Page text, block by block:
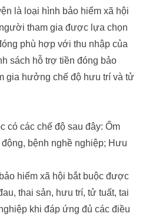
là loại hình bảo hiểm xã hội
tham gia được lựa chọn
phù hợp với thu nhập của
sách hỗ trợ tiền đóng bảo
gia hưởng chế độ hưu trí và tử
có các chế độ sau đây: Ốm
bệnh nghề nghiệp; Hưu
hiểm xã hội bắt buộc được
thai sản, hưu trí, tử tuất, tai
khi đáp ứng đủ các điều